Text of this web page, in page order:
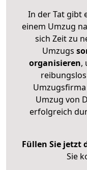
In der Tat gibt
einem Umzug
sich Zeit zu
Umzugs
organisieren,
Umzug von
erfolgreich
Füllen Sie jetzt
Sie